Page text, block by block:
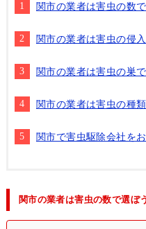
関市の業者は害虫の数
関市の業者は害虫の侵
関市の業者は害虫の巣
関市の業者は害虫の種
関市で害虫駆除会社を
関市の業者は害虫の数で選ぼう